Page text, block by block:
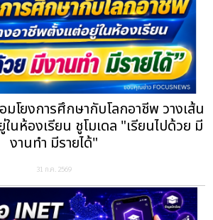
โยงการศึกษากับโลกอาชีพ วางเส้น
นห้องเรียน ชูโมเดล "เรียนไปด้วย มี
งานทำ มีรายได้"
31 ก.ค. 2569